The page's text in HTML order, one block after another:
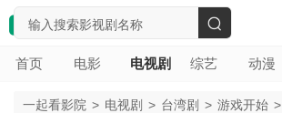
首页 电影 电视剧 综艺 动漫
搜
一起看影院 > 电视剧 > 台湾剧 > 游戏开始 >